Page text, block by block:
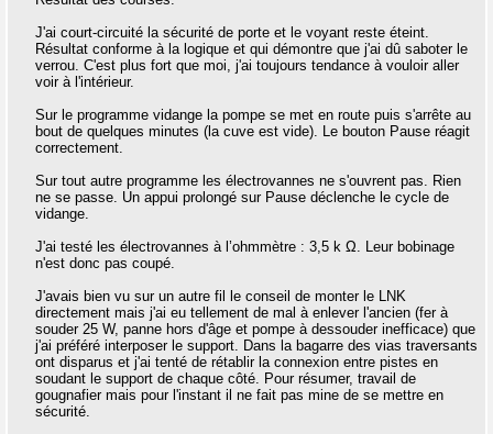
J'ai court-circuité la sécurité de porte et le voyant reste éteint.
Résultat conforme à la logique et qui démontre que j'ai dû saboter le
verrou. C'est plus fort que moi, j'ai toujours tendance à vouloir aller
voir à l'intérieur.
Sur le programme vidange la pompe se met en route puis s'arrête au
bout de quelques minutes (la cuve est vide). Le bouton Pause réagit
correctement.
Sur tout autre programme les électrovannes ne s'ouvrent pas. Rien
ne se passe. Un appui prolongé sur Pause déclenche le cycle de
vidange.
J'ai testé les électrovannes à l’ohmmètre : 3,5 k Ω. Leur bobinage
n'est donc pas coupé.
J'avais bien vu sur un autre fil le conseil de monter le LNK
directement mais j'ai eu tellement de mal à enlever l'ancien (fer à
souder 25 W, panne hors d'âge et pompe à dessouder inefficace) que
j'ai préféré interposer le support. Dans la bagarre des vias traversants
ont disparus et j'ai tenté de rétablir la connexion entre pistes en
soudant le support de chaque côté. Pour résumer, travail de
gougnafier mais pour l'instant il ne fait pas mine de se mettre en
sécurité.